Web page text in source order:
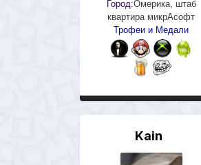
Город:Омерика, штаб
квартира микрАсофт
Трофеи и Медали
Kain